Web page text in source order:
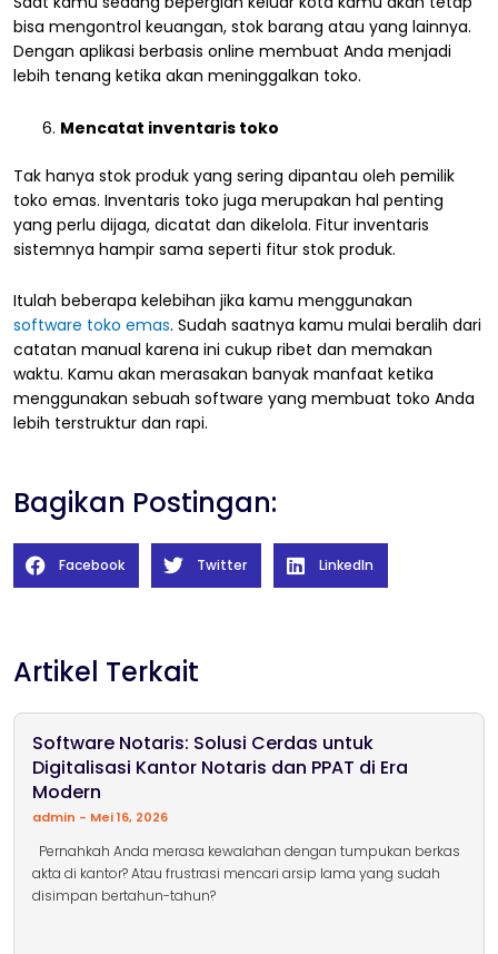
bisa mengontrol keuangan, stok barang atau yang lainnya.
Dengan aplikasi berbasis online membuat Anda menjadi
lebih tenang ketika akan meninggalkan toko.
Mencatat inventaris toko
Tak hanya stok produk yang sering dipantau oleh pemilik
toko emas. Inventaris toko juga merupakan hal penting
yang perlu dijaga, dicatat dan dikelola. Fitur inventaris
sistemnya hampir sama seperti fitur stok produk.
Itulah beberapa kelebihan jika kamu menggunakan
software toko emas. Sudah saatnya kamu mulai beralih dari
catatan manual karena ini cukup ribet dan memakan
waktu. Kamu akan merasakan banyak manfaat ketika
menggunakan sebuah software yang membuat toko Anda
lebih terstruktur dan rapi.
Bagikan Postingan:
Facebook Twitter LinkedIn
Artikel Terkait
Software Notaris: Solusi Cerdas untuk
Digitalisasi Kantor Notaris dan PPAT di Era
Modern
admin Mei 16, 2026
Pernahkah Anda merasa kewalahan dengan tumpukan berkas
akta di kantor? Atau frustrasi mencari arsip lama yang sudah
disimpan bertahun-tahun?